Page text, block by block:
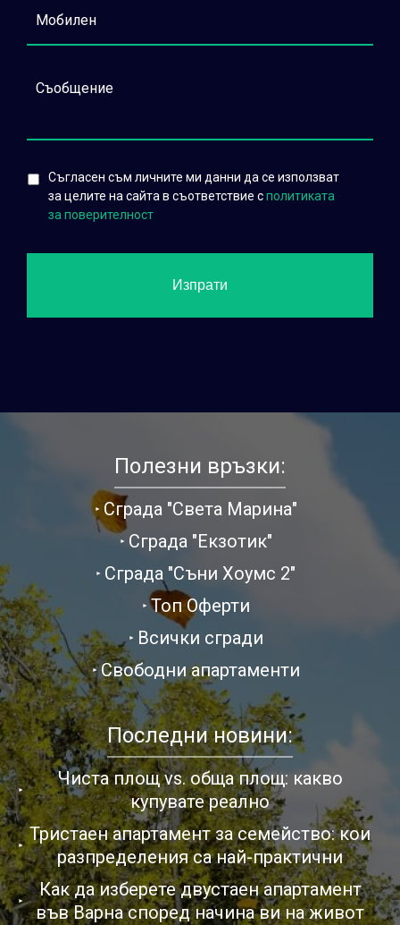
Съгласен съм личните ми данни да се използват
за целите на сайта в съответствие сполитиката
за поверителност
Полезни връзки:
Сграда "Света Марина"
Сграда "Екзотик"
Сграда "Съни Хоумс 2"
Топ Оферти
Всички сгради
Свободни апартаменти
Последни новини:
Чиста площ vs. обща площ: какво
купувате реално
Тристаен апартамент за семейство: кои
разпределения са най-практични
Как да изберете двустаен апартамент
във Варна според начина ви на живот